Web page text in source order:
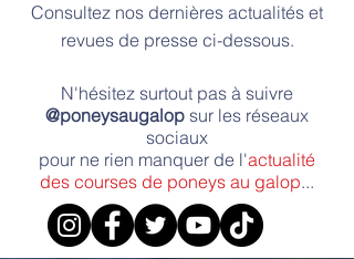
Consultez nos dernières actualités et
revues de presse ci-dessous.
N'hésitez surtout pas à suivre
@poneysaugalop sur les réseaux
sociaux
pour ne rien manquer de l'actualité
des courses de poneys au galop...